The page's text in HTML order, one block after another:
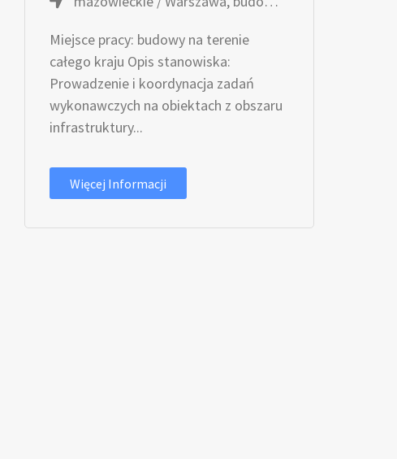
Miejsce pracy: budowy na terenie
całego kraju Opis stanowiska:
Prowadzenie i koordynacja zadań
wykonawczych na obiektach z obszaru
infrastruktury...
Więcej Informacji